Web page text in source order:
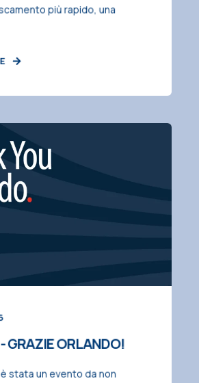
più rapido, una
GRAZIE ORLANDO!
è stata un evento da non